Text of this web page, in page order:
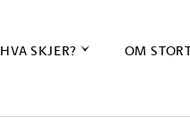
HVA SKJER? OM